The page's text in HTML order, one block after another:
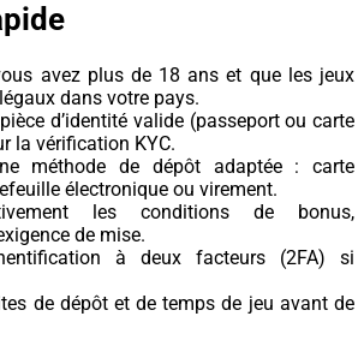
avez plus de 18 ans et que les jeux
dans votre pays.
d’identité valide (passeport ou carte
la vérification KYC.
méthode de dépôt adaptée : carte
électronique ou virement.
les conditions de bonus,
de mise.
à deux facteurs (2FA) si
de dépôt et de temps de jeu avant de